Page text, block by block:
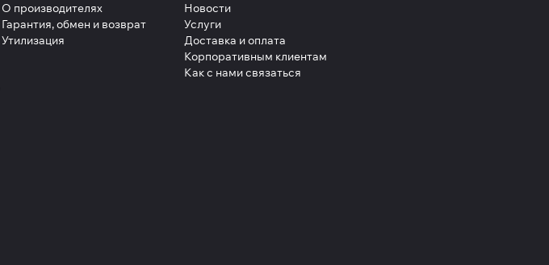
О производителях
Гарантия, обмен и возврат
Утилизация
Новости
Услуги
Доставка и оплата
Корпоративным клиентам
Как с нами связаться